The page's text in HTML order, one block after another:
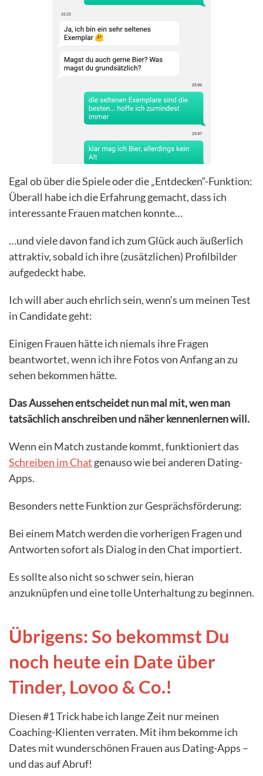
Egal ob über die Spiele oder die „Entdecken“-Funktion:
Überall habe ich die Erfahrung gemacht, dass ich
interessante Frauen matchen konnte…
…und viele davon fand ich zum Glück auch äußerlich
attraktiv, sobald ich ihre (zusätzlichen) Profilbilder
aufgedeckt habe.
Ich will aber auch ehrlich sein, wenn‘s um meinen Test
in Candidate geht:
Einigen Frauen hätte ich niemals ihre Fragen
beantwortet, wenn ich ihre Fotos von Anfang an zu
sehen bekommen hätte.
Das Aussehen entscheidet nun mal mit, wen man
tatsächlich anschreiben und näher kennenlernen will.
Wenn ein Match zustande kommt, funktioniert das
Schreiben im Chat genauso wie bei anderen Dating-
Apps.
Besonders nette Funktion zur Gesprächsförderung:
Bei einem Match werden die vorherigen Fragen und
Antworten sofort als Dialog in den Chat importiert.
Es sollte also nicht so schwer sein, hieran
anzuknüpfen und eine tolle Unterhaltung zu beginnen.
Übrigens: So bekommst Du
noch heute ein Date über
Tinder, Lovoo & Co.!
Diesen #1 Trick habe ich lange Zeit nur meinen
Coaching-Klienten verraten. Mit ihm bekomme ich
Dates mit wunderschönen Frauen aus Dating-Apps –
und das auf Abruf!